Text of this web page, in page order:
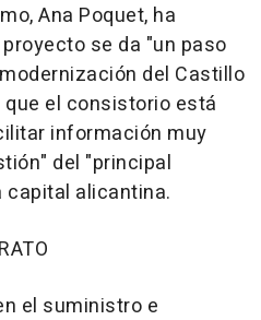
Ana Poquet, ha
se da "un paso
del Castillo
que el consistorio está
información muy
del "principal
alicantina.
el suministro e